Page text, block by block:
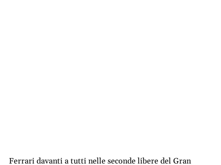
Ferrari davanti a tutti nelle seconde libere del Gran